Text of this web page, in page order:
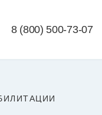
8 (800) 500-73-07